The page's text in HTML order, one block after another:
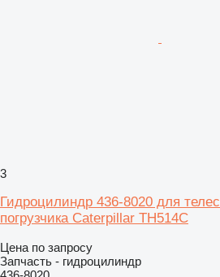
3
Гидроцилиндр 436-8020 для
погрузчика Caterpillar TH514C
Цена по запросу
Запчасть - гидроцилиндр